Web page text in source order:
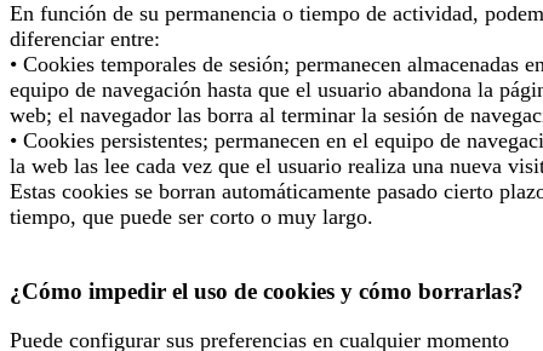
En función de su permanencia o tiempo de actividad,
diferenciar entre:
• Cookies temporales de sesión; permanecen almacenadas
equipo de navegación hasta que el usuario abandona la
web; el navegador las borra al terminar la sesión de
• Cookies persistentes; permanecen en el equipo de
la web las lee cada vez que el usuario realiza una nueva
Estas cookies se borran automáticamente pasado cierto
tiempo, que puede ser corto o muy largo.
¿Cómo impedir el uso de cookies y cómo borrarlas?
Puede configurar sus preferencias en cualquier momento